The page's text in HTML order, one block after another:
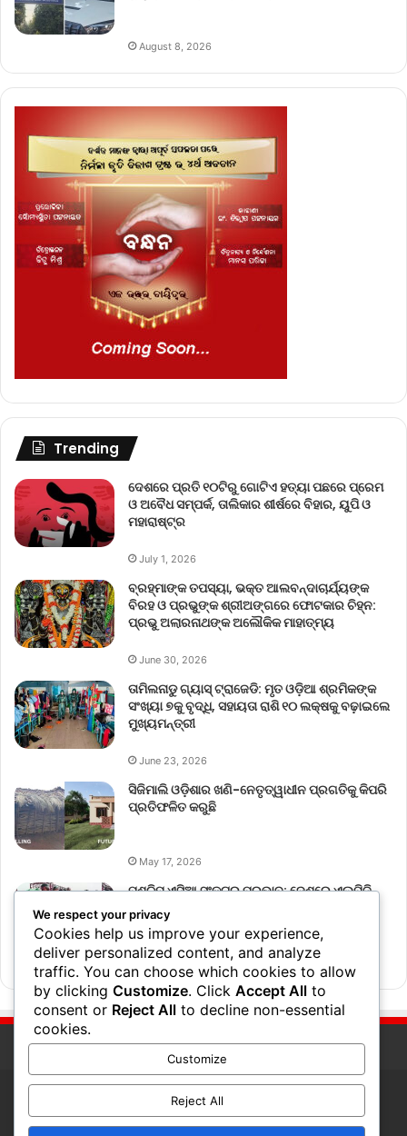
August 8, 2026
Trending
ଦେଶରେ ପ୍ରତି ୧୦ଟିରୁ ଗୋଟିଏ ହତ୍ୟା ପଛରେ ପ୍ରେମ
ଓ ଅବୈଧ ସମ୍ପର୍କ, ତାଲିକାର ଶୀର୍ଷରେ ବିହାର, ୟୁପି ଓ
ମହାରାଷ୍ଟ୍ର
July 1, 2026
ବ୍ରହ୍ମାଙ୍କ ତପସ୍ୟା, ଭକ୍ତ ଆଲବନ୍ଦାଚାର୍ଯ୍ୟଙ୍କ
ବିରହ ଓ ପ୍ରଭୁଙ୍କ ଶ୍ରୀଅଙ୍ଗରେ ଫୋଟକାର ଚିହ୍ନ:
ପ୍ରଭୁ ଅଲାରନାଥଙ୍କ ଅଲୌକିକ ମାହାତ୍ମ୍ୟ
June 30, 2026
ତାମିଲନାଡୁ ଗ୍ୟାସ୍ ଟ୍ରାଜେଡି: ମୃତ ଓଡ଼ିଆ ଶ୍ରମିକଙ୍କ
ସଂଖ୍ୟା ୭କୁ ବୃଦ୍ଧି, ସହାୟତା ରାଶି ୧୦ ଲକ୍ଷକୁ ବଢ଼ାଇଲେ
ମୁଖ୍ୟମନ୍ତ୍ରୀ
June 23, 2026
ସିଜିମାଲି ଓଡ଼ିଶାର ଖଣି-ନେତୃତ୍ୱାଧୀନ ପ୍ରଗତିକୁ କିପରି
ପ୍ରତିଫଳିତ କରୁଛି
May 17, 2026
ପଶ୍ଚିମ ଏସିଆ ସଂକଟର ପ୍ରଭାବ: ଦେଶରେ ଏଲ୍‌ପିଜି
ବ୍ୟବହାର ୧୮% ହ୍ରାସ
March 17, 2026
© Copyright 2026, All Rights Reserved
We respect your privacy
Cookies help us improve your experience,
deliver personalized content, and analyze
traffic. You can choose which cookies to allow
by clicking Customize. Click Accept All to
consent or Reject All to decline non-essential
cookies.
Customize
Reject All